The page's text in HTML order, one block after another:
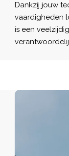
Dankzij jouw
vaardigheden
is een